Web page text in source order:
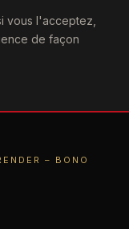
vous l'acceptez,
de façon
– BONO